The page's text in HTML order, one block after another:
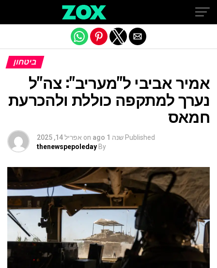
ביטחון
אמיר אביבי ל"מעריב": צה"ל
נערך למתקפה כוללת ולהכרעת
חמאס
Published שנה 1 ago on אפריל 14, 2025
By
thenewspepoleday
Exit mobile version